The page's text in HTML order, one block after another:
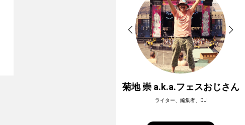
菊地 崇 a.k.a.フェスおじさん
ライター、編集者、DJ